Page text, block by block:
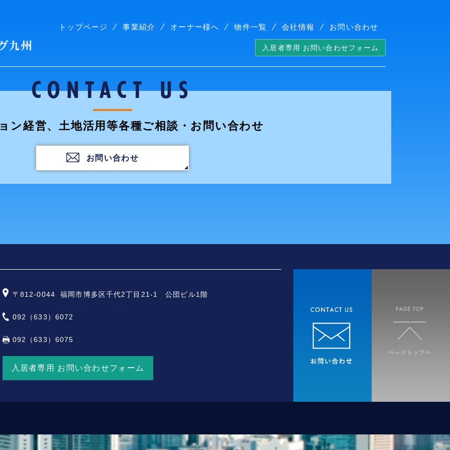
株式会社コープリビング九州
トップページ 事業紹介 オーナー様へ 物件一覧 会社情報 お問い合わせ
入居者専用 お問い合わせフォーム
CONTACT US
ン経営、土地活用等各種ご相談・お問い合わせ
お問い合わせ
〒812-0044 福岡市博多区千代2丁目21-1 公団ビル1階
092（633）6072
092（633）6075
入居者専用 お問い合わせフォーム